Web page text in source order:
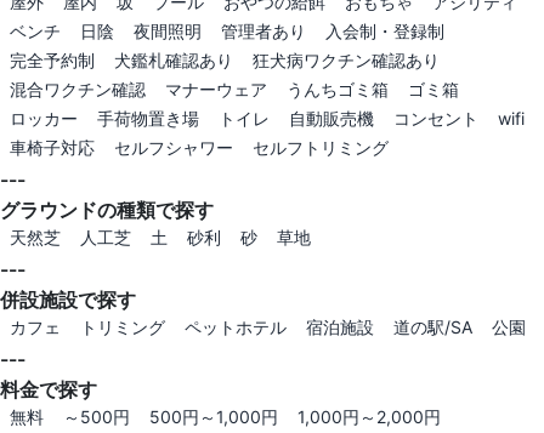
ベンチ
日陰 夜間照明 管理者あり
入会制・登録制
完全予約制
犬鑑札確認あり
狂犬病ワクチン確認あり
混合ワクチン確認
マナーウェア うんちゴミ箱
ゴミ箱
ロッカー
手荷物置き場 トイレ 自動販売機 コンセント
wifi
車椅子対応
セルフシャワー セルフトリミング
---
グラウンドの種類で探す
天然芝 人工芝 土 砂利 砂 草地
---
併設施設で探す
カフェ トリミング ペットホテル 宿泊施設 道の駅/SA 公園
---
料金で探す
無料 ～500円 500円～1,000円
1,000円～2,000円